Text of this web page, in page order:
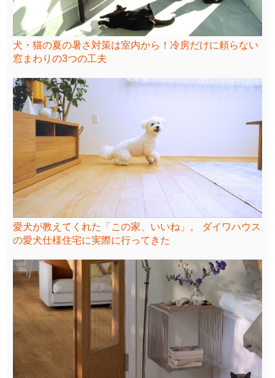
犬・猫の夏の暑さ対策は室内から！冷房だけに頼らない
窓まわりの3つの工夫
愛犬が教えてくれた「この家、いいね」。 ダイワハウス
の愛犬仕様住宅に実際に行ってきた